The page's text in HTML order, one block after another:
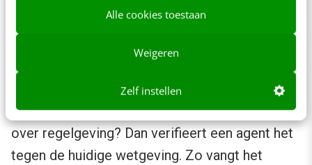
Alle cookies toestaan
Weigeren
Zelf instellen
Staat er op je productpagina dat je “de eerste in
Nederland” bent? Dan checkt de fact-check
agent of dat nog klopt. Beweert je blog iets
over regelgeving? Dan verifieert een agent het
tegen de huidige wetgeving. Zo vangt het